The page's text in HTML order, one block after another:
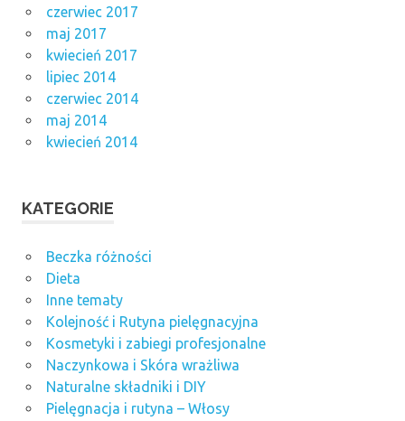
czerwiec 2017
maj 2017
kwiecień 2017
lipiec 2014
czerwiec 2014
maj 2014
kwiecień 2014
KATEGORIE
Beczka różności
Dieta
Inne tematy
Kolejność i Rutyna pielęgnacyjna
Kosmetyki i zabiegi profesjonalne
Naczynkowa i Skóra wrażliwa
Naturalne składniki i DIY
Pielęgnacja i rutyna – Włosy